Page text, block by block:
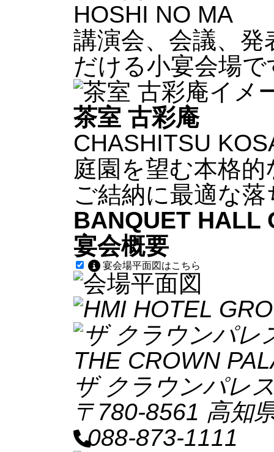
HOSHI NO MA
講演会、会議、
だける小宴会場で
茶室 古彩庵
CHASHITSU
庭園を望む本格
ご結納に最適な
BANQUET HALL
宴会概要
宴会場平面図はこちら
THE CROWN
ザ クラウンパレ
〒780-8561 高知
088-873-1111